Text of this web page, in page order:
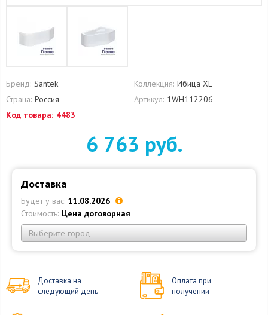
Бренд: Santek Коллекция: Ибица XL
Страна: Россия Артикул: 1WH112206
Код товара: 4483
6 763 руб.
Доставка
Будет у вас: 11.08.2026
Стоимость: Цена договорная
Выберите город
Доставка на
следующий день
Оплата при
получении